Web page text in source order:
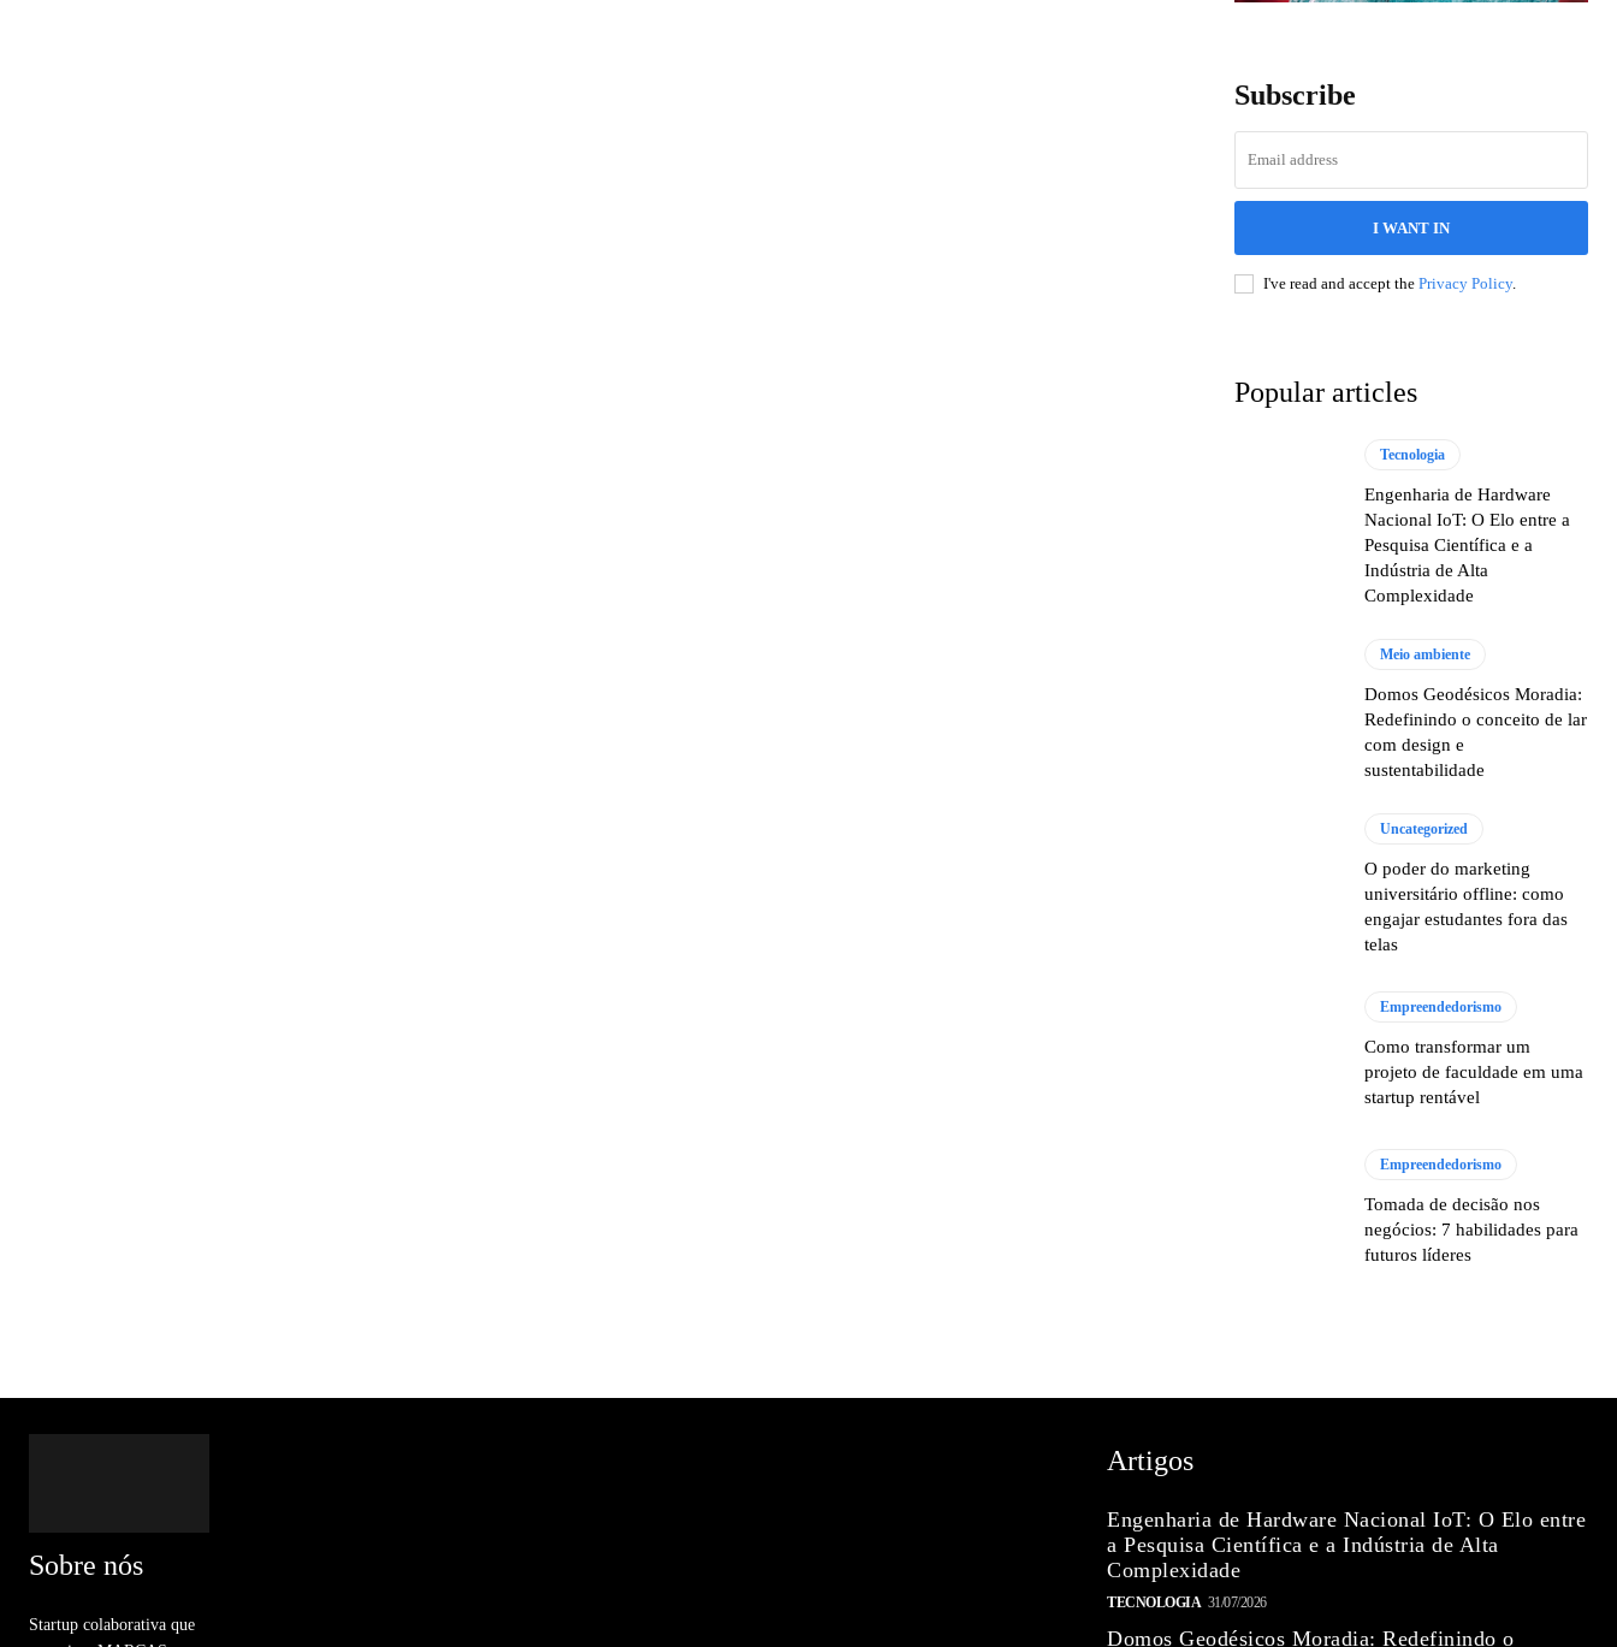
Subscribe
I WANT IN
I've read and accept the Privacy Policy.
Popular articles
Tecnologia
Engenharia de Hardware
Nacional IoT: O Elo entre a
Pesquisa Científica e a
Indústria de Alta
Complexidade
Meio ambiente
Domos Geodésicos Moradia:
Redefinindo o conceito de lar
com design e
sustentabilidade
Uncategorized
O poder do marketing
universitário offline: como
engajar estudantes fora das
telas
Empreendedorismo
Como transformar um
projeto de faculdade em uma
startup rentável
Empreendedorismo
Tomada de decisão nos
negócios: 7 habilidades para
futuros líderes
Sobre nós
Startup colaborativa que
Artigos
Engenharia de Hardware Nacional IoT: O Elo entre
a Pesquisa Científica e a Indústria de Alta
Complexidade
TECNOLOGIA 31/07/2026
Domos Geodésicos Moradia: Redefinindo o